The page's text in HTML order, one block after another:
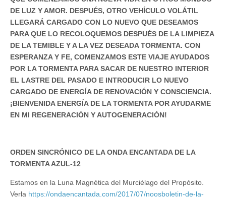
DE LUZ Y AMOR. DESPUÉS, OTRO VEHÍCULO VOLÁTIL
LLEGARÁ CARGADO CON LO NUEVO QUE DESEAMOS
PARA QUE LO RECOLOQUEMOS DESPUÉS DE LA LIMPIEZA
DE LA TEMIBLE Y A LA VEZ DESEADA TORMENTA. CON
ESPERANZA Y FE, COMENZAMOS ESTE VIAJE AYUDADOS
POR LA TORMENTA PARA SACAR DE NUESTRO INTERIOR
EL LASTRE DEL PASADO E INTRODUCIR LO NUEVO
CARGADO DE ENERGÍA DE RENOVACIÓN Y CONSCIENCIA.
¡BIENVENIDA ENERGÍA DE LA TORMENTA POR AYUDARME
EN MI REGENERACIÓN Y AUTOGENERACIÓN!
ORDEN SINCRÓNICO DE LA ONDA ENCANTADA DE LA
TORMENTA AZUL-12
Estamos en la Luna Magnética del Murciélago del Propósito.
Verla https://ondaencantada.com/2017/07/noosboletin-de-la-